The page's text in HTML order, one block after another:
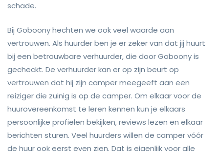
schade.
Bij Goboony hechten we ook veel waarde aan
vertrouwen. Als huurder ben je er zeker van dat jij huurt
bij een betrouwbare verhuurder, die door Goboony is
gecheckt. De verhuurder kan er op zijn beurt op
vertrouwen dat hij zijn camper meegeeft aan een
reiziger die zuinig is op de camper. Om elkaar voor de
huurovereenkomst te leren kennen kun je elkaars
persoonlijke profielen bekijken, reviews lezen en elkaar
berichten sturen. Veel huurders willen de camper vóór
de huur ook eerst even zien. Dat is eigenlijk voor alle